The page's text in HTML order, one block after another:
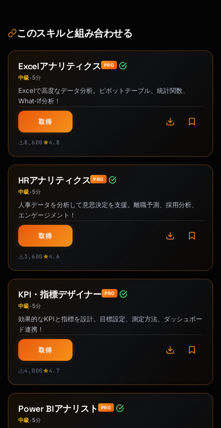
このスキルと組み合わせる
Excelアナリティクス PRO
中級•5分
Excelで高度なデータ分析。ピボットテーブル、統計関数、
What-If分析！
取得
8,600 4.8
HRアナリティクス PRO
中級•5分
人事データを分析して意思決定を支援。離職予測、採用分析、
エンゲージメント！
取得
3,600 4.6
KPI・指標デザイナー PRO
中級•5分
効果的なKPIと指標を設計。目標設定、測定方法、ダッシュボー
ド連携！
取得
4,000 4.7
Power BIアナリスト PRO
中級•5分